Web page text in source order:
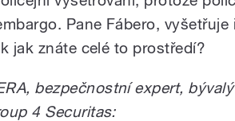
Pane Fábero,
jak znáte celé to prostředí?
bezpečnostní expert,
4 Securitas: